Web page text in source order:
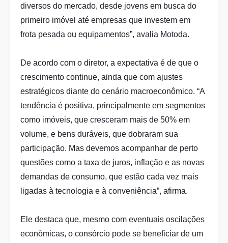
diversos do mercado, desde jovens em busca do
primeiro imóvel até empresas que investem em
frota pesada ou equipamentos”, avalia Motoda.
De acordo com o diretor, a expectativa é de que o
crescimento continue, ainda que com ajustes
estratégicos diante do cenário macroeconômico. “A
tendência é positiva, principalmente em segmentos
como imóveis, que cresceram mais de 50% em
volume, e bens duráveis, que dobraram sua
participação. Mas devemos acompanhar de perto
questões como a taxa de juros, inflação e as novas
demandas de consumo, que estão cada vez mais
ligadas à tecnologia e à conveniência”, afirma.
Ele destaca que, mesmo com eventuais oscilações
econômicas, o consórcio pode se beneficiar de um